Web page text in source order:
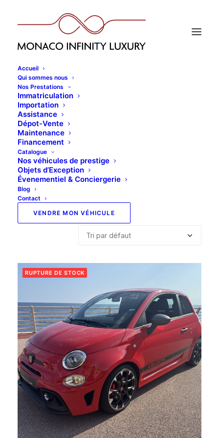
Accueil
Qui sommes nous
Nos Prestations
Immatriculation
Importation
Assistance
Dépot-Vente
Maintenance
Financement
Catalogue
Nos véhicules de prestige
Objets d’Exception
Évenementiel & Conciergerie
Blog
Contact
VENDRE MON VÉHICULE
Accueil
Vehicules
Affichage de 1–10 sur 103 résultats
RUPTURE DE STOCK